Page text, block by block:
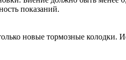
показаний.
новые тормозные